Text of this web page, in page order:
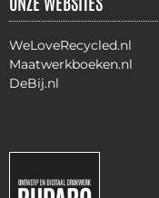
WeLoveRecycled.nl
Maatwerkboeken.nl
DeBij.nl